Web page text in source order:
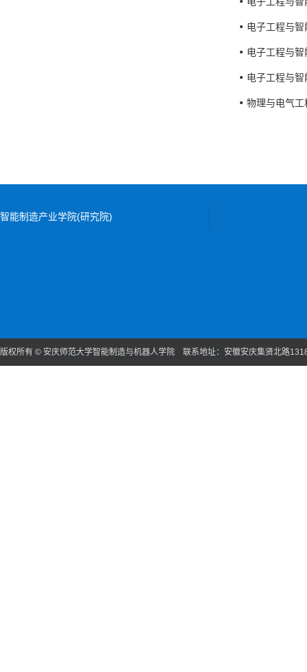
电子工程与
电子工程与
电子工程与
物理与电气
智能制造产业学院(研究院)
版权所有 © 安庆师范大学智能制造与机器人学院 联系地址：安徽安庆集贤北路